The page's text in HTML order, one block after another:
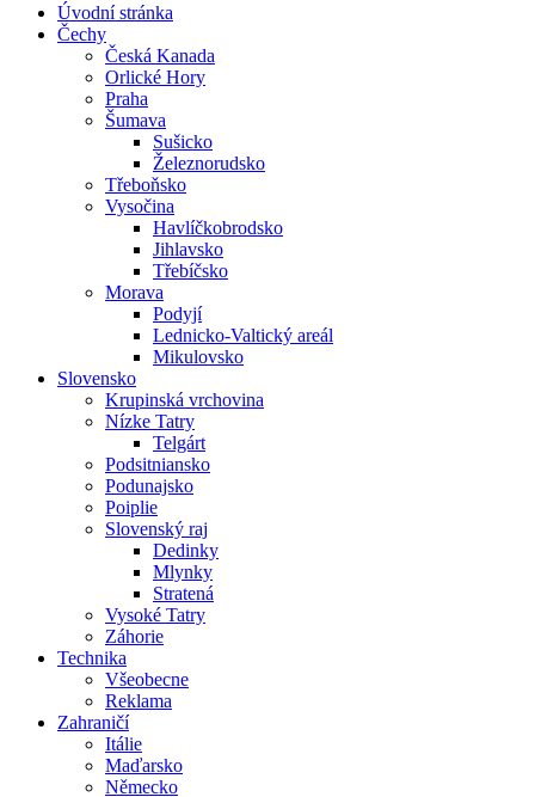
Úvodní stránka
Čechy
Česká Kanada
Orlické Hory
Praha
Šumava
Sušicko
Železnorudsko
Třeboňsko
Vysočina
Havlíčkobrodsko
Jihlavsko
Třebíčsko
Morava
Podyjí
Lednicko-Valtický areál
Mikulovsko
Slovensko
Krupinská vrchovina
Nízke Tatry
Telgárt
Podsitniansko
Podunajsko
Poiplie
Slovenský raj
Dedinky
Mlynky
Stratená
Vysoké Tatry
Záhorie
Technika
Všeobecne
Reklama
Zahraničí
Itálie
Maďarsko
Německo